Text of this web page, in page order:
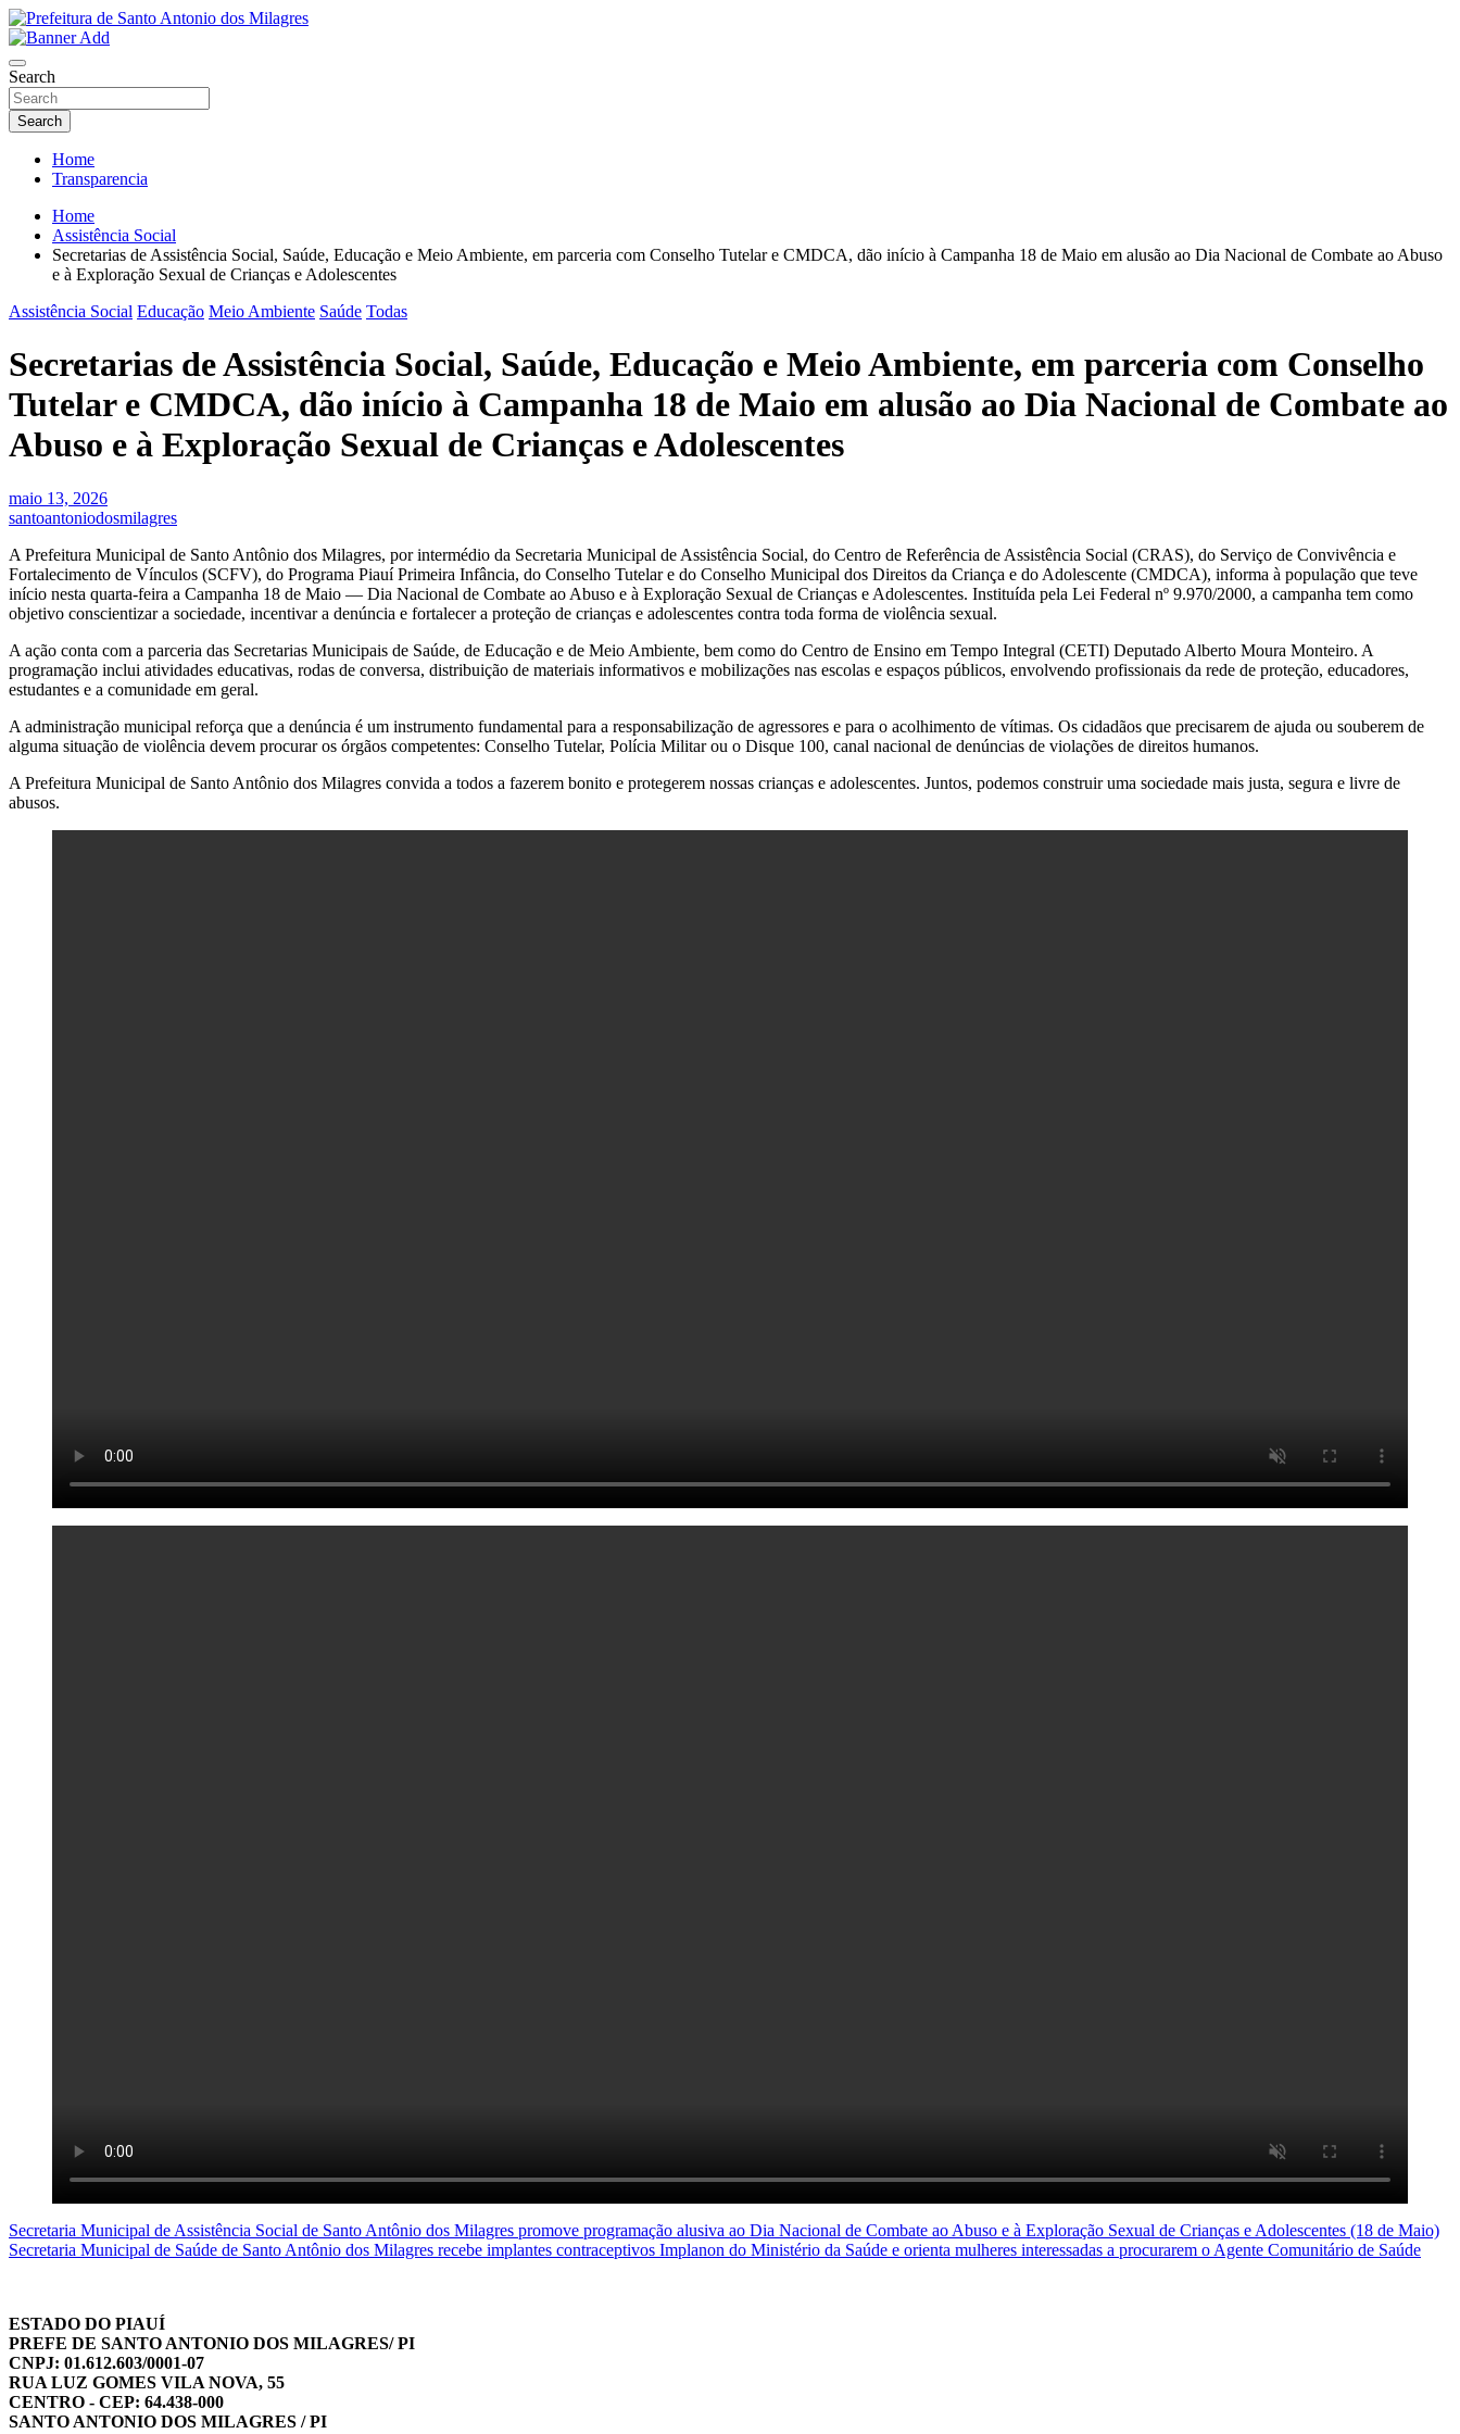
Skip
to
content
Prefeitura de Santo Antonio dos Milagres
Search
Search
Home
Transparencia
Home
Assistência Social
Secretarias de Assistência Social, Saúde, Educação e Meio Ambiente, em parceria com Conselho Tutelar e CMDCA, dão início à Campanha 18 de Maio em alusão ao Dia Nacional de Combate ao Abuso
e à Exploração Sexual de Crianças e Adolescentes
Assistência Social Educação Meio Ambiente Saúde Todas
Secretarias de Assistência Social, Saúde, Educação e Meio Ambiente, em parceria com Conselho
Tutelar e CMDCA, dão início à Campanha 18 de Maio em alusão ao Dia Nacional de Combate ao
Abuso e à Exploração Sexual de Crianças e Adolescentes
maio 13, 2026
santoantoniodosmilagres
A Prefeitura Municipal de Santo Antônio dos Milagres, por intermédio da Secretaria Municipal de Assistência Social, do Centro de Referência de Assistência Social (CRAS), do Serviço de Convivência e
Fortalecimento de Vínculos (SCFV), do Programa Piauí Primeira Infância, do Conselho Tutelar e do Conselho Municipal dos Direitos da Criança e do Adolescente (CMDCA), informa à população que teve
início nesta quarta-feira a Campanha 18 de Maio — Dia Nacional de Combate ao Abuso e à Exploração Sexual de Crianças e Adolescentes. Instituída pela Lei Federal nº 9.970/2000, a campanha tem como
objetivo conscientizar a sociedade, incentivar a denúncia e fortalecer a proteção de crianças e adolescentes contra toda forma de violência sexual.
A ação conta com a parceria das Secretarias Municipais de Saúde, de Educação e de Meio Ambiente, bem como do Centro de Ensino em Tempo Integral (CETI) Deputado Alberto Moura Monteiro. A
programação inclui atividades educativas, rodas de conversa, distribuição de materiais informativos e mobilizações nas escolas e espaços públicos, envolvendo profissionais da rede de proteção, educadores,
estudantes e a comunidade em geral.
A administração municipal reforça que a denúncia é um instrumento fundamental para a responsabilização de agressores e para o acolhimento de vítimas. Os cidadãos que precisarem de ajuda ou souberem de
alguma situação de violência devem procurar os órgãos competentes: Conselho Tutelar, Polícia Militar ou o Disque 100, canal nacional de denúncias de violações de direitos humanos.
A Prefeitura Municipal de Santo Antônio dos Milagres convida a todos a fazerem bonito e protegerem nossas crianças e adolescentes. Juntos, podemos construir uma sociedade mais justa, segura e livre de
abusos.
Navegação
de
Secretaria Municipal de Assistência Social de Santo Antônio dos Milagres promove programação alusiva ao Dia Nacional de Combate ao Abuso e à Exploração Sexual de Crianças e Adolescentes (18 de Maio)
Secretaria Municipal de Saúde de Santo Antônio dos Milagres recebe implantes contraceptivos Implanon do Ministério da Saúde e orienta mulheres interessadas a procurarem o Agente Comunitário de Saúde
ESTADO DO PIAUÍ
PREFE DE SANTO ANTONIO DOS MILAGRES/ PI
CNPJ: 01.612.603/0001-07
RUA LUZ GOMES VILA NOVA, 55
CENTRO - CEP: 64.438-000
SANTO ANTONIO DOS MILAGRES / PI